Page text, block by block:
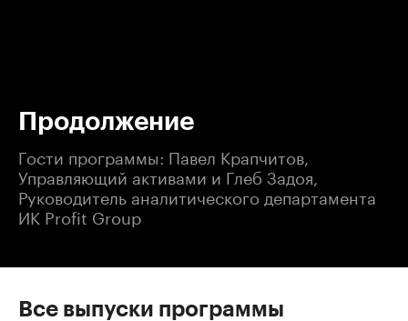
Продолжение
Гости программы: Павел Крапчитов,
Управляющий активами и Глеб Задоя,
Руководитель аналитического департамента
ИК Profit Group
Все выпуски программы